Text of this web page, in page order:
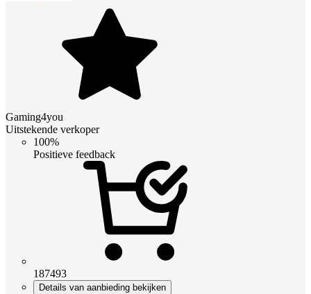
Gaming4you
Uitstekende verkoper
100%
Positieve feedback
187493
Details van aanbieding bekijken